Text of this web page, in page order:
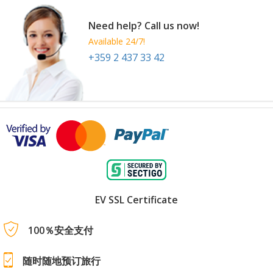
Need help? Call us now!
Available 24/7!
+359 2 437 33 42
EV SSL Certificate
100％安全支付
随时随地预订旅行